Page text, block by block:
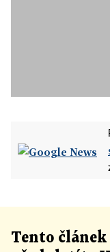
Tento článek